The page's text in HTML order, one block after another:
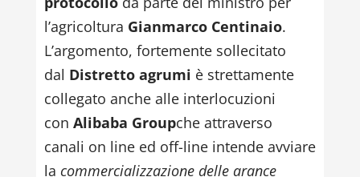
l’agricoltura Gianmarco Centinaio.
L’argomento, fortemente sollecitato
dal Distretto agrumi è strettamente
collegato anche alle interlocuzioni
con Alibaba Groupche attraverso
canali on line ed off-line intende avviare
la commercializzazione delle arance